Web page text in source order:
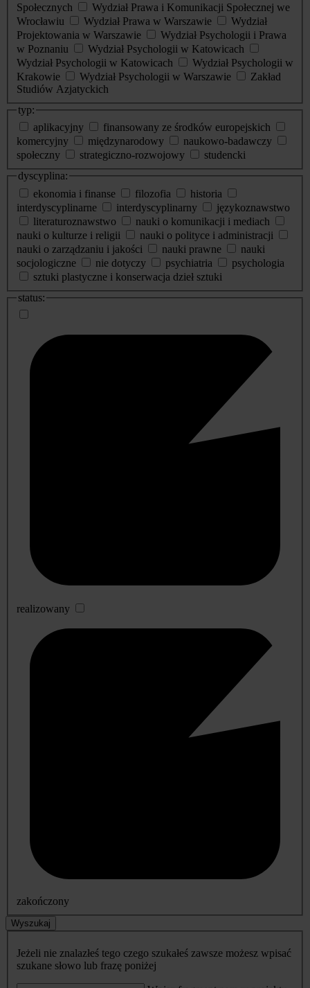
Społecznych
Wydział Prawa i Komunikacji Społecznej we
Wrocławiu
Wydział Prawa w Warszawie
Wydział
Projektowania w Warszawie
Wydział Psychologii i Prawa
w Poznaniu
Wydział Psychologii w Katowicach
Wydział Psychologii w Katowicach
Wydział Psychologii w
Krakowie
Wydział Psychologii w Warszawie
Zakład
Studiów Azjatyckich
typ:
aplikacyjny
finansowany ze środków europejskich
komercyjny
międzynarodowy
naukowo-badawczy
społeczny
strategiczno-rozwojowy
studencki
dyscyplina:
ekonomia i finanse
filozofia
historia
interdyscyplinarne
interdyscyplinarny
językoznawstwo
literaturoznawstwo
nauki o komunikacji i mediach
nauki o kulturze i religii
nauki o polityce i administracji
nauki o zarządzaniu i jakości
nauki prawne
nauki
socjologiczne
nie dotyczy psychiatria
psychologia
sztuki plastyczne i konserwacja dzieł sztuki
status:
realizowany
zakończony
Wyszukaj
Jeżeli nie znalazłeś tego czego szukałeś zawsze możesz wpisać
szukane słowo lub frazę poniżej